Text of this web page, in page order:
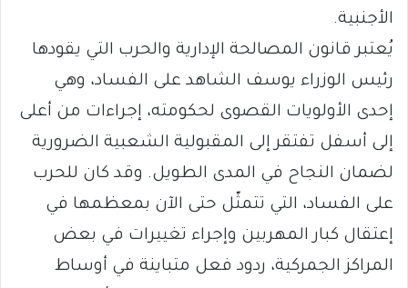
الأجنبية.
يُعتبر قانون المصالحة الإدارية والحرب التي يقودها
رئيس الوزراء يوسف الشاهد على الفساد، وهي
إحدى الأولويات القصوى لحكومته، إجراءات من أعلى
إلى أسفل تفتقر إلى المقبولية الشعبية الضرورية
لضمان النجاح في المدى الطويل. وقد كان للحرب
على الفساد، التي تتمثّل حتى الآن بمعظمها في
إعتقال كبار المهربين وإجراء تغييرات في بعض
المراكز الجمركية، ردود فعل متباينة في أوساط